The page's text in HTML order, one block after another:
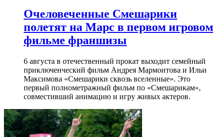
Очеловеченные Смешарики
полетят на Марс в первом игровом
фильме франшизы
6 августа в отечественный прокат выходит семейный
приключенческий фильм Андрея Мармонтова и Ильи
Максимова «Смешарики сквозь вселенные». Это
первый полнометражный фильм по «Смешарикам»,
совместивший анимацию и игру живых актеров.